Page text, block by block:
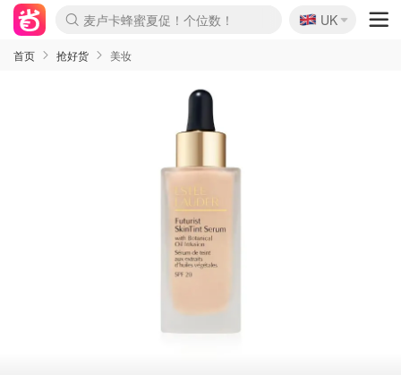
麦卢卡蜂蜜夏促！个位数！
Prada/Miu 4.8折！
啥？必胜客披萨5折！
🇬🇧
UK
首页 抢好货 美妆